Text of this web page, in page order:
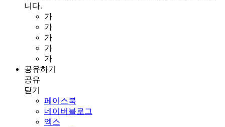
니다.
가
가
가
가
가
공유하기
공유
닫기
페이스북
네이버블로그
엑스